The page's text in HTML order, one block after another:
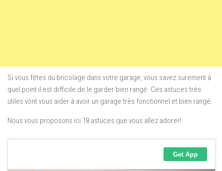
Si vous fêtes du bricolage dans votre garage, vous savez surement à
quel point il est difficile de le garder bien rangé. Ces astuces très
utiles vont vous aider à avoir un garage très fonctionnel et bien rangé.
Nous vous proposons ici 18 astuces que vous allez adorer!